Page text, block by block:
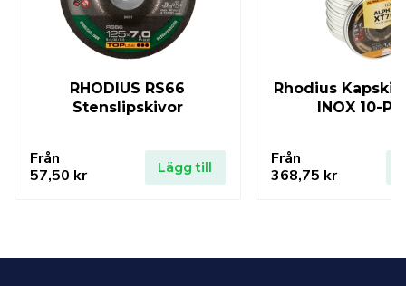
RHODIUS RS66
Stenslipskivor
Från
57,50 kr Lägg till
Rhodius
INOX 10-
Från
368,75 kr